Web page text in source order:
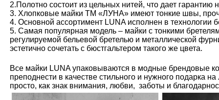
2.Полотно состоит из цельных нитей, что дает гарантию
3. Хлопковые майки ТМ «ЛУНА» имеют тонкие швы,
4. Основной ассортимент LUNA исполнен в технологии
5. Самая популярная модель – майки с тонкими
регулируемой бельевой бретелью и металлической
эстетично сочетать с бюстгальтером такого же цвета.
Все майки LUNA упаковываются в модные брендовые
преподнести в качестве стильного и нужного подарка
просто, как знак внимания, любви, заботы и